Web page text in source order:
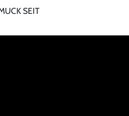
SEIT